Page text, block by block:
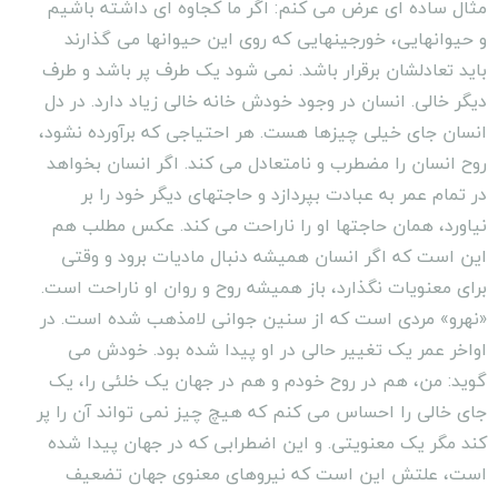
مثال ساده اى عرض مى کنم: اگر ما کجاوه اى داشته باشیم
و حیوانهایى، خورجینهایى که روى این حیوانها مى گذارند
باید تعادلشان برقرار باشد. نمى شود یک طرف پر باشد و طرف
دیگر خالى. انسان در وجود خودش خانه خالى زیاد دارد. در دل
انسان جاى خیلى چیزها هست. هر احتیاجى که برآورده نشود،
روح انسان را مضطرب و نامتعادل مى کند. اگر انسان بخواهد
در تمام عمر به عبادت بپردازد و حاجتهاى دیگر خود را بر
نیاورد، همان حاجتها او را ناراحت مى کند. عکس مطلب هم
این است که اگر انسان همیشه دنبال مادیات برود و وقتى
براى معنویات نگذارد، باز همیشه روح و روان او ناراحت است.
«نهرو» مردى است که از سنین جوانى لامذهب شده است. در
اواخر عمر یک تغییر حالى در او پیدا شده بود. خودش مى
گوید: من، هم در روح خودم و هم در جهان یک خلئى را، یک
جاى خالى را احساس مى کنم که هیچ چیز نمى تواند آن را پر
کند مگر یک معنویتى. و این اضطرابى که در جهان پیدا شده
است، علتش این است که نیروهاى معنوى جهان تضعیف